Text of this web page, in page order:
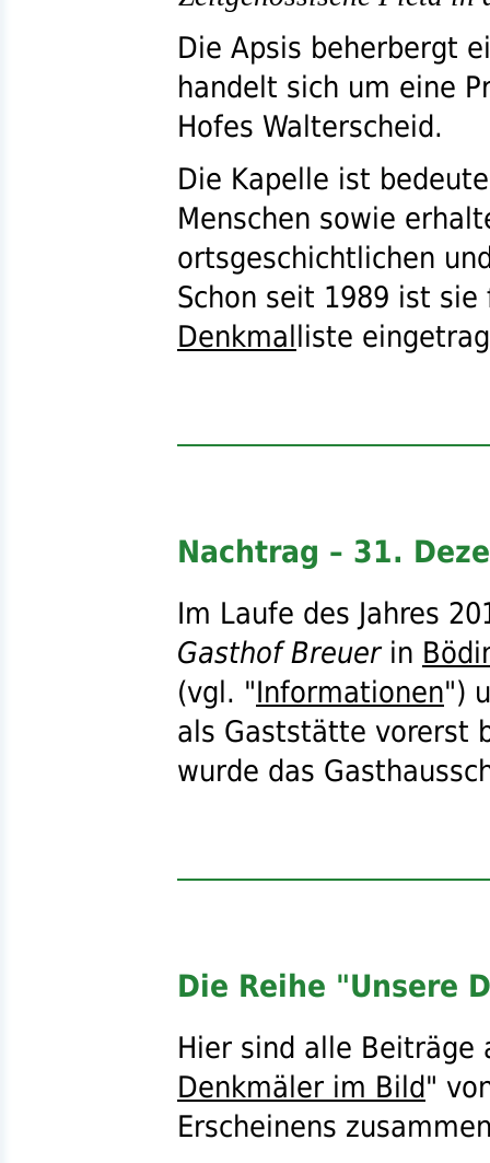
Die Apsis beherbergt
handelt sich um eine
Hofes Walterscheid.
Die Kapelle ist
Menschen sowie
ortsgeschichtlichen
Schon seit 1989 ist
Denkmalliste
Nachtrag – 31.
Im Laufe des Jahres
Gasthof Breuerin
(vgl. "Informationen")
als Gaststätte vorerst
wurde das
Die Reihe "Unsere
Hier sind alle Beiträge
Denkmäler im Bild"
Erscheinens